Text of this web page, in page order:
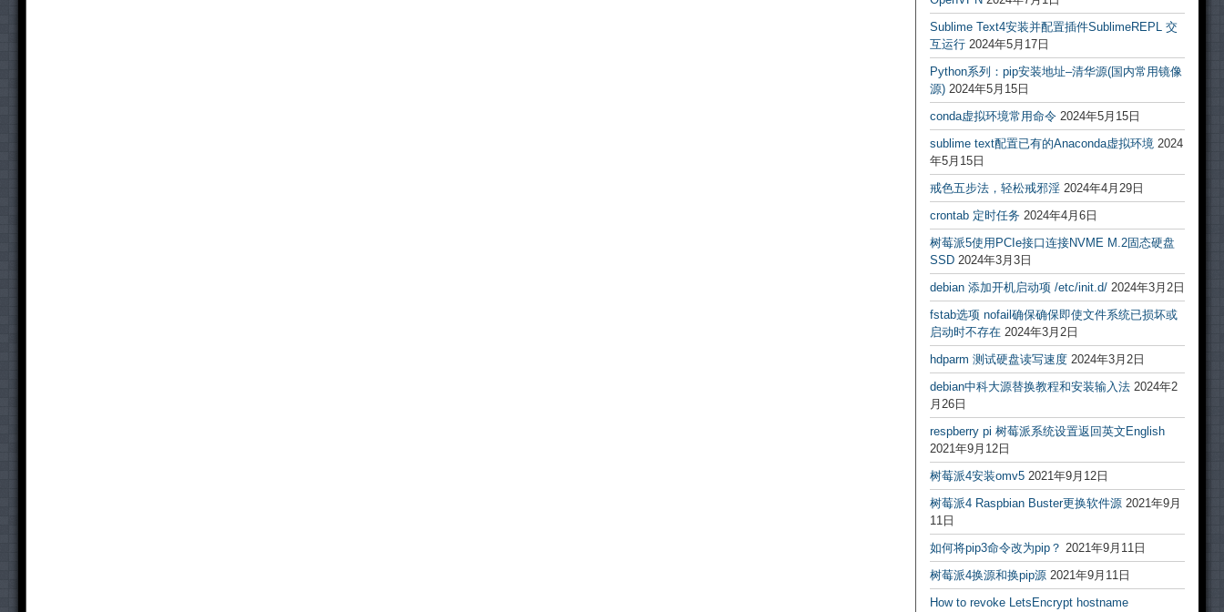
Sublime Text4安装并配置插件SublimeREPL 交
互运行 2024年5月17日
Python系列：pip安装地址–清华源(国内常用镜像
源) 2024年5月15日
conda虚拟环境常用命令 2024年5月15日
sublime text配置已有的Anaconda虚拟环境 2024
年5月15日
戒色五步法，轻松戒邪淫 2024年4月29日
crontab 定时任务 2024年4月6日
树莓派5使用PCIe接口连接NVME M.2固态硬盘
SSD 2024年3月3日
debian 添加开机启动项 /etc/init.d/ 2024年3月2日
fstab选项 nofail确保确保即使文件系统已损坏或
启动时不存在 2024年3月2日
hdparm 测试硬盘读写速度 2024年3月2日
debian中科大源替换教程和安装输入法 2024年2
月26日
respberry pi 树莓派系统设置返回英文English
2021年9月12日
树莓派4安装omv5 2021年9月12日
树莓派4 Raspbian Buster更换软件源 2021年9月
11日
如何将pip3命令改为pip？ 2021年9月11日
树莓派4换源和换pip源 2021年9月11日
How to revoke LetsEncrypt hostname